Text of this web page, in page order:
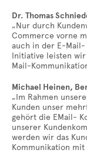
Dr. Thomas
„Nur durch
Commerce vorne
auch in der E-
Initiative leisten
Mail-
Michael Heinen,
„Im Rahmen
Kunden unser
gehört die EMail-
unserer
werden wir das
Kommunikation